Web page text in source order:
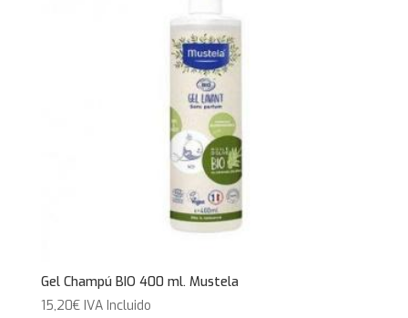
Gel Champú BIO 400 ml. Mustela
15,20€ IVA Incluido